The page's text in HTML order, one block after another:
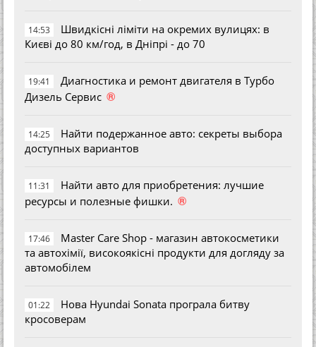
14:53
Швидкісні ліміти на окремих вулицях: в
Києві до 80 км/год, в Дніпрі - до 70
19:41
Диагностика и ремонт двигателя в Турбо
Дизель Сервис ®
14:25
Найти подержанное авто: секреты выбора
доступных вариантов
11:31
Найти авто для приобретения: лучшие
ресурсы и полезные фишки. ®
17:46
Master Care Shop - магазин автокосметики
та автохімії, високоякісні продукти для догляду за
автомобілем
01:22
Нова Hyundai Sonata програла битву
кросоверам